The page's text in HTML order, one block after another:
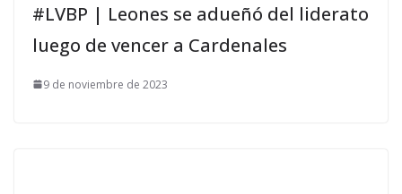
#LVBP | Leones se adueñó del liderato
luego de vencer a Cardenales
9 de noviembre de 2023